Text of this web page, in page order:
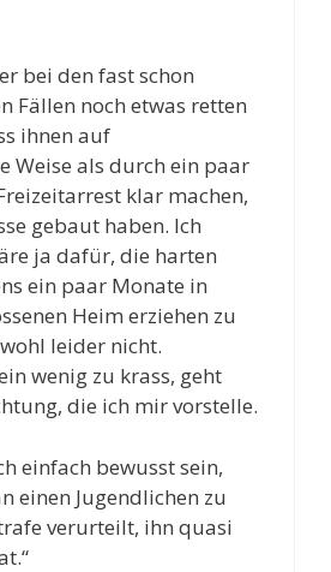
bei den fast schon
Fällen noch etwas retten
ihnen auf
Weise als durch ein paar
klar machen,
gebaut haben. Ich
ja dafür, die harten
ein paar Monate in
Heim erziehen zu
leider nicht.
wenig zu krass, geht
die ich mir vorstelle.
einfach bewusst sein,
einen Jugendlichen zu
verurteilt, ihn quasi